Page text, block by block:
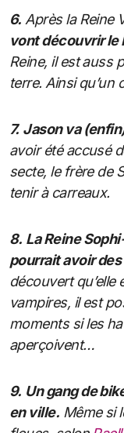
6. Après la Reine
vont découvrir le
Reine, il est auss
terre. Ainsi
7. Jason va
avoir été accusé
secte, le frère de
tenir à carreaux.
8. La Reine
pourrait avoir
découvert qu’elle
vampires, il est
moments si les
aperçoivent…
9. Un gang de
en ville. Même si